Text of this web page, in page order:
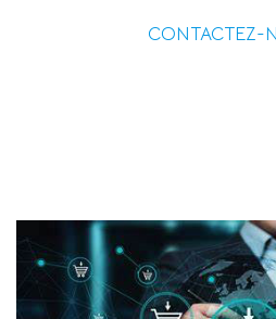
CONTACTEZ-